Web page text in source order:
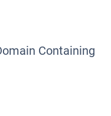
Containing